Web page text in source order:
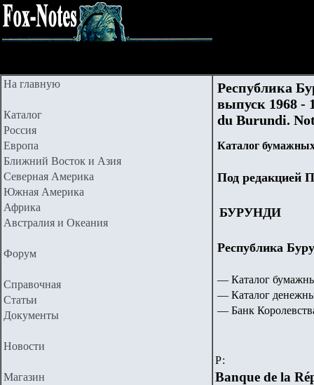
На главную
Каталог
Россия
Европа
Ближний Восток и Азия
Северная Америка
Южная Америка
Африка
Австралия и Океания
Форум
Справочная
Статьи
Документы
Новости
Магазин
Республика
выпуск 1968 -
du Burundi.
Каталог
Под редакцией
БУРУНДИ
Республика
— Каталог
— Каталог
— Банк
Р:
Banque de la